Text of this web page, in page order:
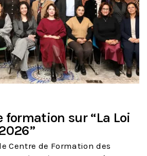
formation sur “La Loi
Centre de Formation des